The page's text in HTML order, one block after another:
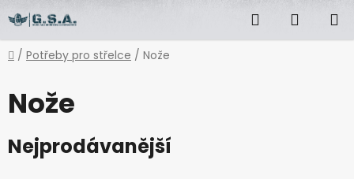
na
obsah
Hledat
KOŠÍK
Domů
/ Potřeby pro střelce / Nože
Nože
Nejprodávanější